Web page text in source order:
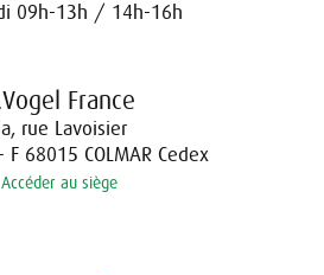
09h-13h / 14h-16h
France
rue Lavoisier
68015 COLMAR Cedex
Accéder au siège